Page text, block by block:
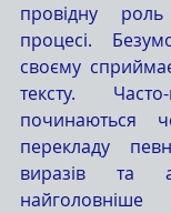
провідну
процесі.
своєму
тексту.
починаються
перекладу
виразів та